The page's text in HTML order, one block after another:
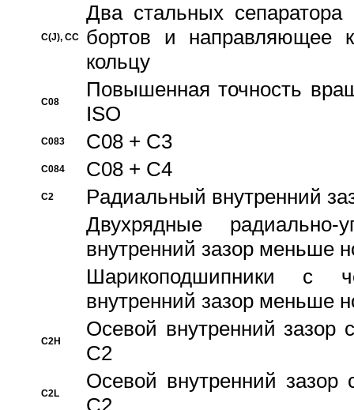
C(J), CC
Два стальных сепаратора
бортов и направляющее
кольцу
C08
Повышенная точность
ISO
C083 C08 + C3
C084 C08 + C4
C2
Pадиальный внутренний
Двухрядные радиально-
внутренний зазор меньше
Шарикоподшипники с
внутренний зазор меньше
C2H
Осевой внутренний зазор
C2
C2L
Осевой внутренний зазор
C2